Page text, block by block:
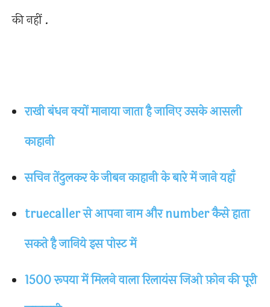
की नहीं .
राखी बंधन क्यों मानाया जाता है जानिए उसके आसली
काहानी
सचिन तेंदुलकर के जीबन काहानी के बारे में जाने यहाँ
truecaller से आपना नाम और number कैसे हाता
सकते है जानिये इस पोस्ट में
1500 रूपया में मिलने वाला रिलायंस जिओ फ़ोन की पूरी